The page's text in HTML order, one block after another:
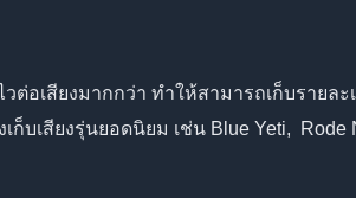
อเสียงมากกว่า ทำให้สามารถเก็บรายละ
บเสียงรุ่นยอดนิยม เช่น Blue Yeti, Rode